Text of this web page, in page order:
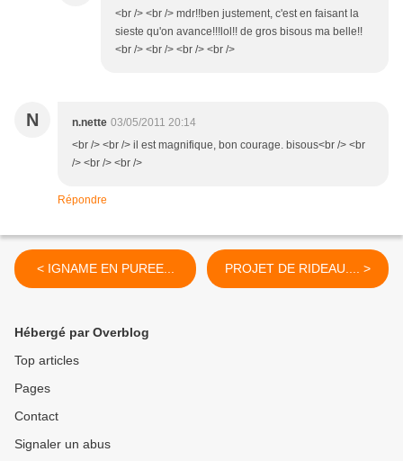
<br /> <br /> mdr!!ben justement, c'est en faisant la
sieste qu'on avance!!!lol!! de gros bisous ma belle!!
<br /> <br /> <br /> <br />
N n.nette 03/05/2011 20:14
<br /> <br /> il est magnifique, bon courage. bisous<br /> <br
/> <br /> <br />
Répondre
< IGNAME EN PUREE... PROJET DE RIDEAU.... >
Hébergé par Overblog
Top articles
Pages
Contact
Signaler un abus